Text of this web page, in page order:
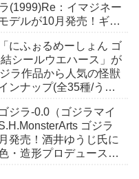
(1999)Re：イマジネー
デルが10月発売！ギャ
にふぉるめーしょん ゴ
シールウエハース」が
ラ作品から人気の怪獣
ンナップ(全35種/うち
ジラ-0.0（ゴジラマイ
ゴジラ
発売！酒井ゆうじ氏に
・造形プロデュースに